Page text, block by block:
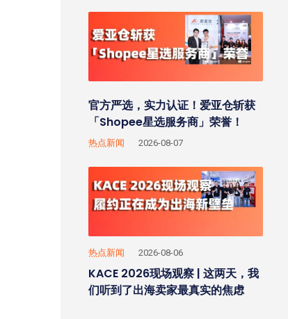
官方严选，实力认证！爱亚仓斩获
「Shopee星选服务商」荣誉！
热点新闻 2026-08-07
KACE 2026现场观察 | 这两天，我
们听到了出海卖家最真实的焦虑
热点新闻 2026-08-06